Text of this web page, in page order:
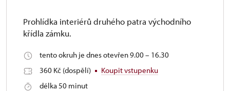
Prohlídka interiérů druhého patra východního
křídla zámku.
tento okruh je dnes otevřen 9.00 – 16.30
360 Kč (dospělí)
Koupit vstupenku
délka 50 minut